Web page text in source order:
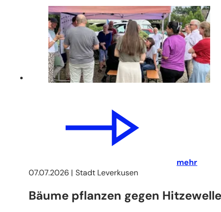
mehr
07.07.2026
Stadt Leverkusen
Bäume pflanzen gegen